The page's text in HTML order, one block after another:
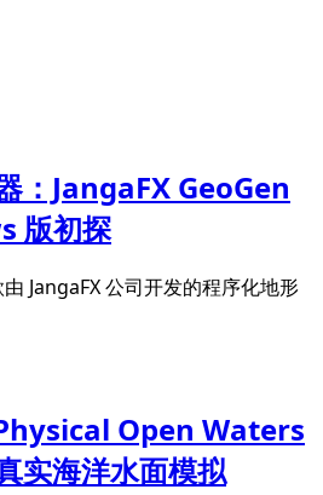
：JangaFX GeoGen
版初探
JangaFX 公司开发的程序化地形
Open Waters
实海洋水面模拟